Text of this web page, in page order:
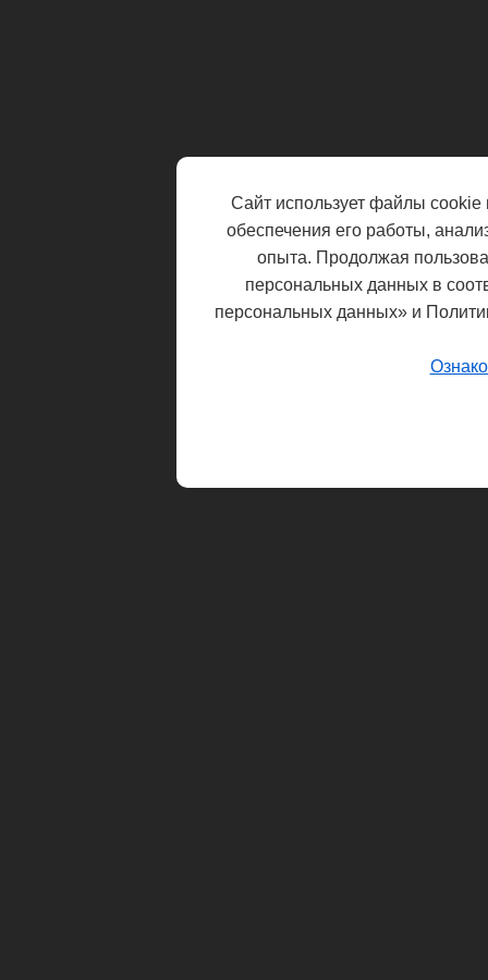
Сайт использует файлы cookie
обеспечения его работы,
опыта. Продолжая
персональных данных в
персональных данных» и